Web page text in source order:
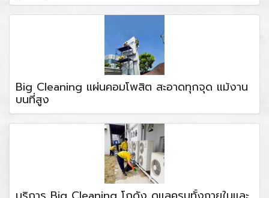
Big Cleaning แผ่นคอมโพสิต สะอาดทุกจุด แม้งาน
บนที่สูง